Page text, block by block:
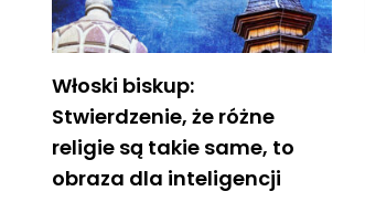
Włoski biskup:
Stwierdzenie, że różne
religie są takie same, to
obraza dla inteligencji